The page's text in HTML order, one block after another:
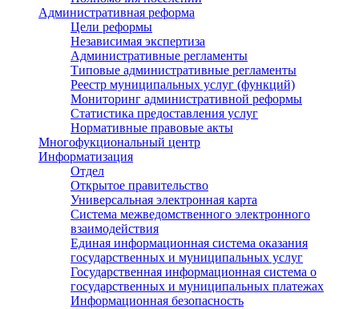
Административная реформа
Цели реформы
Независимая экспертиза
Административные регламенты
Типовые административные регламенты
Реестр муниципальных услуг (функций)
Мониторинг административной реформы
Статистика предоставления услуг
Нормативные правовые акты
Многофукциональный центр
Информатизация
Отдел
Открытое правительство
Универсальная электронная карта
Система межведомственного электронного
взаимодействия
Единая информационная система оказания
государственных и муниципальных услуг
Государственная информационная система о
государственных и муниципальных платежах
Информационная безопасность